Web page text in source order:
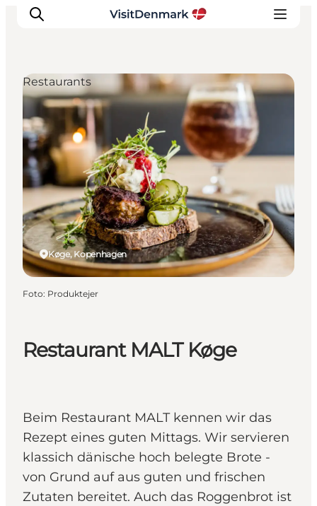
Inspiration
Regionen
Erlebnisse
Unterkünfte
Reiseplanung
Restaurant MALT Køge
Beim Restaurant MALT kennen wir das
Rezept eines guten Mittags. Wir servieren
klassich dänische hoch belegte Brote -
von Grund auf aus guten und frischen
Zutaten bereitet. Auch das Roggenbrot ist
Køge, Kopenhagen
Restaurants
Foto: Produktejer